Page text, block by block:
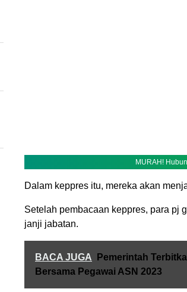
MURAH!
Dalam keppres itu, mereka akan
Setelah pembacaan keppres, para pj
janji jabatan.
BACA JUGA
Pemerintah
Bersama Pegawai ASN 2023